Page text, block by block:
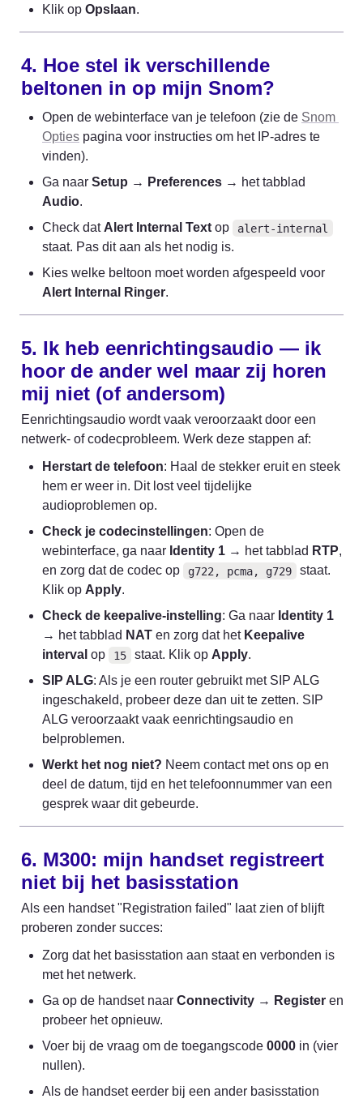
Klik op Opslaan.
4. Hoe stel ik verschillende
beltonen in op mijn Snom?
Open de webinterface van je telefoon (zie de Snom
Opties pagina voor instructies om het IP-adres te
vinden).
Ga naar Setup → Preferences
Audio.
Check dat Alert Internal Text op alert-internal
staat. Pas dit aan als het nodig is.
Alert Internal Ringer.
5. Ik heb eenrichtingsaudio — ik
hoor de ander wel maar zij horen
mij niet (of andersom)
Eenrichtingsaudio wordt vaak veroorzaakt door een
netwerk- of codecprobleem. Werk deze stappen af:
Herstart de telefoon: Haal de stekker eruit en steek
hem er weer in. Dit lost veel tijdelijke
audioproblemen op.
Check je codecinstellingen: Open de
webinterface, ga naar Identity 1 → het tabblad RTP,
en zorg dat de codec op
g722, pcma, g729
staat.
Klik op Apply.
Check de keepalive-instelling: Ga naar Identity 1
→ het tabblad NAT en zorg dat het Keepalive
interval op 15 staat. Klik op Apply.
SIP ALG: Als je een router gebruikt met SIP ALG
ingeschakeld, probeer deze dan uit te zetten. SIP
ALG veroorzaakt vaak eenrichtingsaudio en
belproblemen.
Werkt het nog niet? Neem contact met ons op en
deel de datum, tijd en het telefoonnummer van een
gesprek waar dit gebeurde.
6. M300: mijn handset registreert
niet bij het basisstation
Als een handset "Registration failed" laat zien of blijft
proberen zonder succes:
Zorg dat het basisstation aan staat en verbonden is
met het netwerk.
Ga op de handset naar Connectivity → Register en
probeer het opnieuw.
Voer bij de vraag om de toegangscode 0000 in (vier
nullen).
Als de handset eerder bij een ander basisstation